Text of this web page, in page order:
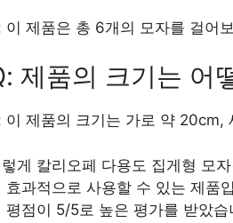
이 제품은 총 6개의 모자를 걸어
제품의 크기는 어
이 제품의 크기는 가로 약 20cm,
게 칼리오페 다용도 집게형 모
효과적으로 사용할 수 있는 제품
평점이 5/5로 높은 평가를 받았